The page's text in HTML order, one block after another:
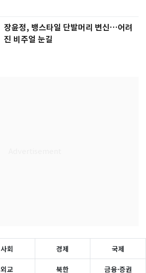
장윤정, 뱅스타일 단발머리 변신…어려
진 비주얼 눈길
사회 경제 국제
외교 북한 금융·증권